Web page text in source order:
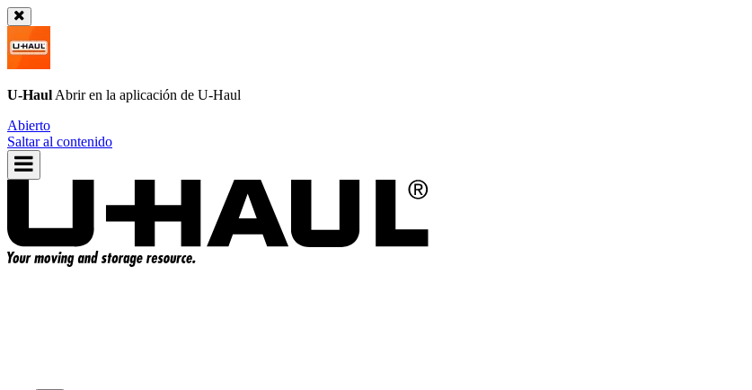
U-Haul Abrir en la aplicación de U-Haul
Abierto
Saltar al contenido